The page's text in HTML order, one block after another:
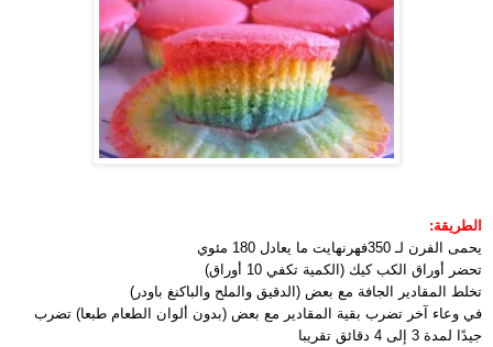
الطريقة:
يحمى الفرن لـ 350فهرنهايت ما يعادل 180 مئوي
تحضر أوراق الكب كيك (الكمية تكفي 10 أوراق)
تخلط المقادير الجافة مع بعض (الدقيق والملح والباكنغ باودر)
في وعاء آخر تضرب بقية المقادير مع بعض (بدون ألوان الطعام طبعا) تضرب
جيدًا لمدة 3 إلى 4 دقائق تقريبا